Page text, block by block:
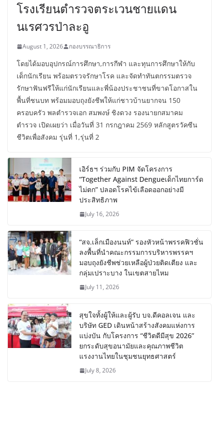
โรงเรียนตำรวจตระเวนชายแดน
นเรศวรป่าละอู
August 1, 2026 กองบรรณาธิการ
โดยได้มอบอุปกรณ์การศึกษา,การกีฬา และทุนการศึกษาให้กับ
เด็กนักเรียน พร้อมตรวจรักษาโรค และจัดทำทันตกรรมตรวจ
รักษาฟันฟรีให้แก่นักเรียนและพี่น้องประชาชนที่ขาดโอกาสใน
พื้นที่ชนบท พร้อมมอบถุงยังชีพให้แก่ชาวบ้านยากจน 150
ครอบครัว พลตำรวจเอก สมพงษ์ ชิงดวง รองนายกสมาคม
ตำรวจ เปิดเผยว่า เมื่อวันที่ 31 กรกฎาคม 2569 หลักสูตรวัคซีน
ชีวิตเพื่อสังคม รุ่นที่ 1,รุ่นที่ 2
เอิร์ธฯ ร่วมกับ PIM จัดโครงการ
“Together Against Dengueเด็กไทยการ์ด
ไม่ตก” ปลอดโรคไข้เลือดออกอย่างมี
ประสิทธิภาพ
July 16, 2026
“สจ.เล็กเมืองนนท์” รองหัวหน้าพรรคฟิวชั่น
ลงพื้นที่นำคณะกรรมการบริหารพรรคฯ
มอบถุงยังชีพช่วยเหลือผู้ป่วยติดเตียง และ
กลุ่มเปราะบาง ในเขตสายไหม
July 11, 2026
สุขใจทั้งผู้ให้และผู้รับ บจ.ดีคอลเจน และ
บริษัท GED เดินหน้าสร้างสังคมแห่งการ
แบ่งบัน​ กับโครงการ “ชีวิตดีมีสุข 2026”
ยกระดับสุขอนามัยและคุณภาพชีวิต
แรงงานไทยในชุมชนยุทธศาสตร์
July 8, 2026